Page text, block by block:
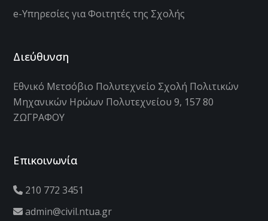
e-Υπηρεσίες για Φοιτητές της Σχολής
Διεύθυνση
Εθνικό Μετσόβιο Πολυτεχνείο Σχολή Πολιτικών
Μηχανικών Ηρώων Πολυτεχνείου 9, 157 80
ΖΩΓΡΑΦΟΥ
Επικοινωνία
210 772 3451
admin@civil.ntua.gr